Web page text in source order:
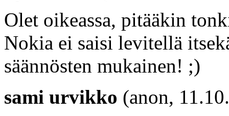
Olet oikeassa, pitääkin
Nokia ei saisi levitellä
säännösten mukainen! ;)
sami urvikko (anon,